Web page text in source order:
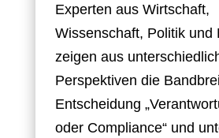
Experten aus Wirtschaft,
Wissenschaft, Politik und
zeigen aus
Perspektiven die
Entscheidung
oder Compliance“ und